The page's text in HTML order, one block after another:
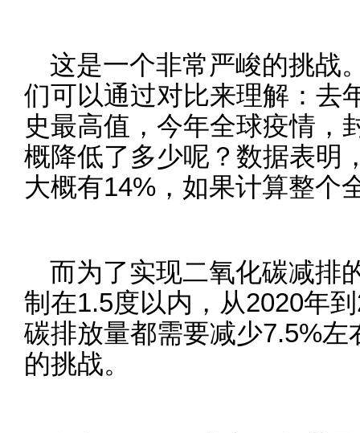
这是一个非常严峻的挑战
们可以通过对比来理解：去
史最高值，今年全球疫情，
概降低了多少呢？数据表明
大概有14%，如果计算整个
而为了实现二氧化碳减排
制在1.5度以内，从2020年
碳排放量都需要减少7.5%
的挑战。